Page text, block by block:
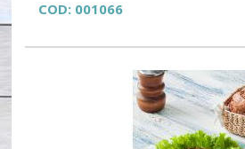
COD: 001066